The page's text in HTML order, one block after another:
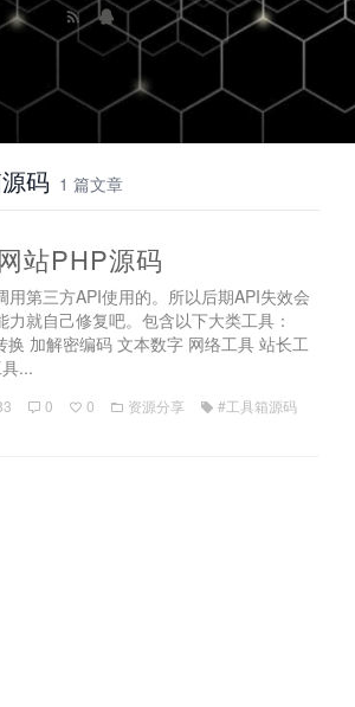
码 1 篇文章
站PHP源码
用第三方API使用的。所以后期API失效会
就自己修复吧。包含以下大类工具：
换 加解密编码 文本数字 网络工具 站长工
...
0 0 资源分享
#工具箱源码